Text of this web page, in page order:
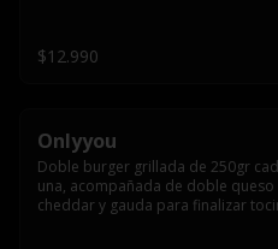
$12.990
Onlyyou
Doble burger grillada de 250gr
una, acompañada de doble queso
cheddar y gauda para finalizar